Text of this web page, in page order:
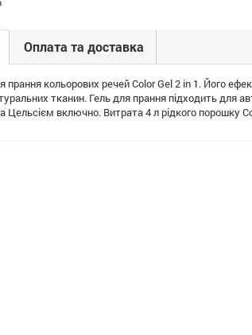
Оплата та доставка
прання кольорових речей Color Gel 2 in 1. Його
тканин. Гель для прання підходить для
Цельсієм включно. Витрата 4 л рідкого порошку